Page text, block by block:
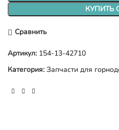
КУПИТЬ
Сравнить
Артикул: 154-13-42710
Категория: Запчасти для